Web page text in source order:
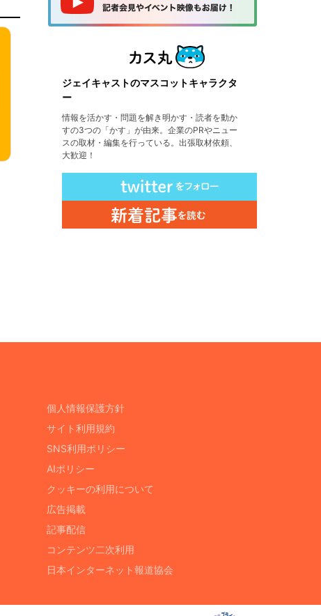
ジェイキャストのマスコットキャラクタ
ー
情報を活かす・問題を解き明かす・読者を動か
すの3つの「かす」が由来。企業のPRやニュー
スの取材・編集を行っている。出張取材依頼、
大歓迎！
個人情報保護方針
サイト利用規約
SNS利用ポリシー
AIポリシー
クッキーの利用について
広告掲載
記事配信
コンテンツ二次利用
日本インターネット報道協会